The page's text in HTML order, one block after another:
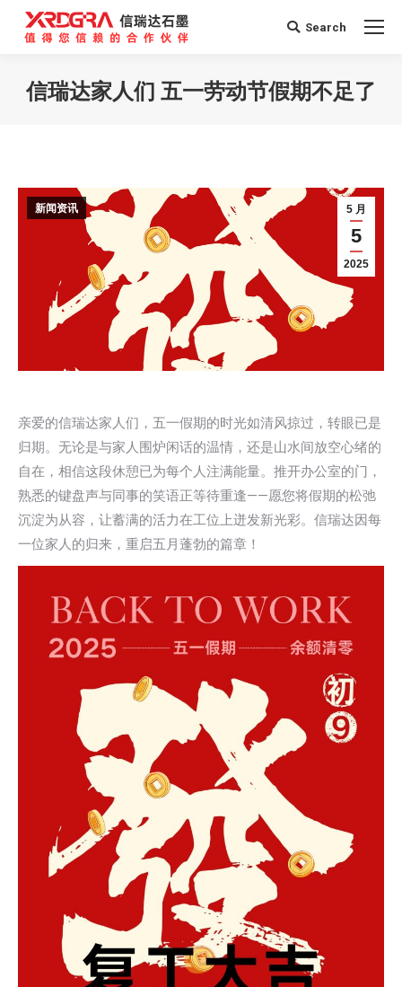
Search:
Search
信瑞达家人们 五一劳动节假期不足了
5 月
5
2025
新闻资讯
亲爱的信瑞达家人们，五一假期的时光如清风掠过，转眼已是
归期。无论是与家人围炉闲话的温情，还是山水间放空心绪的
自在，相信这段休憩已为每个人注满能量。推开办公室的门，
熟悉的键盘声与同事的笑语正等待重逢——愿您将假期的松弛
沉淀为从容，让蓄满的活力在工位上迸发新光彩。信瑞达因每
一位家人的归来，重启五月蓬勃的篇章！